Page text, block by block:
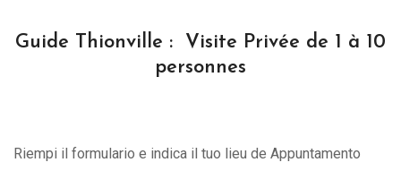
Guide Thionville : Visite Privée de 1 à 10
personnes
Riempi il formulario e indica il tuo lieu de Appuntamento